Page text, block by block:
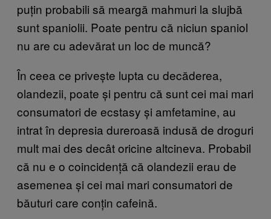
puțin probabili să meargă mahmuri la slujbă
sunt spaniolii. Poate pentru că niciun spaniol
nu are cu adevărat un loc de muncă?
În ceea ce privește lupta cu decăderea,
olandezii, poate și pentru că sunt cei mai mari
consumatori de ecstasy și amfetamine, au
intrat în depresia dureroasă indusă de droguri
mult mai des decât oricine altcineva. Probabil
că nu e o coincidență că olandezii erau de
asemenea și cei mai mari consumatori de
băuturi care conțin cafeină.